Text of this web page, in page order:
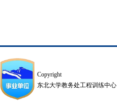
Copyright
东北大学教务处工程训练中心